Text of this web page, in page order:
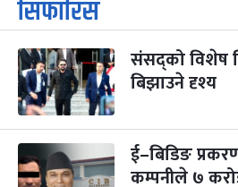
आइत कार्तिक १, २०८३
३
मंगल
महानवमी
कार्तिक ३, २०८३-Oct 20, 2026
४
बुध कार्तिक ४, २०८३ -Oct 21, 2026
सिफारिस
संसद्को विशेष
बिझाउने दृश्य
ई–बिडिङ
कम्पनीले ७